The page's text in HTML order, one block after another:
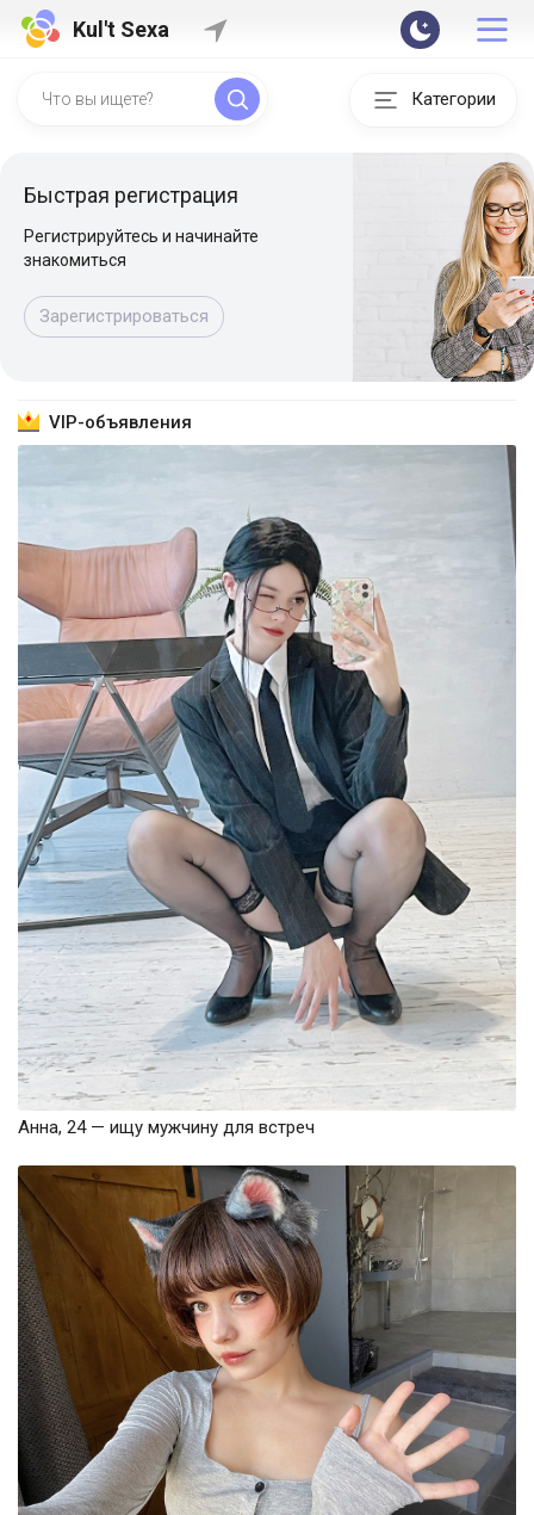
Kul't Sexa
Категории
Быстрая регистрация
Регистрируйтесь и начинайте
знакомиться
Зарегистрироваться
VIP-объявления
Анна, 24 — ищу мужчину для встреч